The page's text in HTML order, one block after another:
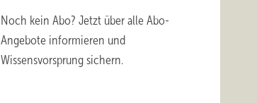
Noch kein Abo? Jetzt über alle Abo-
Angebote informieren und
Wissensvorsprung sichern.